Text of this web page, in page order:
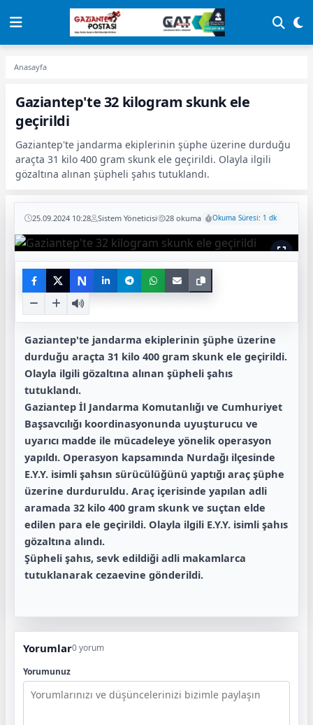
Anasayfa
Gaziantep'te 32 kilogram skunk ele
geçirildi
Gaziantep'te jandarma ekiplerinin şüphe üzerine durduğu
araçta 31 kilo 400 gram skunk ele geçirildi. Olayla ilgili
gözaltına alınan şüpheli şahıs tutuklandı.
25.09.2024 10:28 Sistem Yöneticisi 28 okuma Okuma Süresi: 1 dk
N
Gaziantep'te jandarma ekiplerinin şüphe üzerine
durduğu araçta 31 kilo 400 gram skunk ele geçirildi.
Olayla ilgili gözaltına alınan şüpheli şahıs
tutuklandı.
Gaziantep İl Jandarma Komutanlığı ve Cumhuriyet
Başsavcılığı koordinasyonunda uyuşturucu ve
uyarıcı madde ile mücadeleye yönelik operasyon
yapıldı. Operasyon kapsamında Nurdağı ilçesinde
E.Y.Y. isimli şahsın sürücülüğünü yaptığı araç şüphe
üzerine durduruldu. Araç içerisinde yapılan adli
aramada 32 kilo 400 gram skunk ve suçtan elde
edilen para ele geçirildi. Olayla ilgili E.Y.Y. isimli şahıs
gözaltına alındı.
Şüpheli şahıs, sevk edildiği adli makamlarca
tutuklanarak cezaevine gönderildi.
Yorumlar0 yorum
Yorumunuz